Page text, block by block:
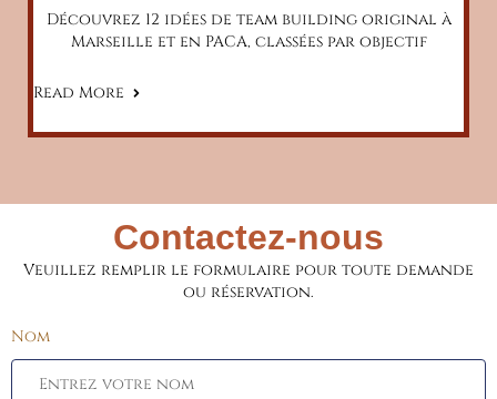
Découvrez 12 idées de team building original à
Marseille et en PACA, classées par objectif
Read More
Contactez-nous
Veuillez remplir le formulaire pour toute demande
ou réservation.
Nom